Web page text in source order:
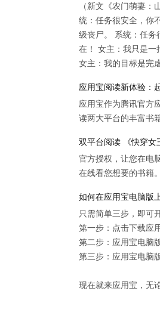
（新文《农门萌妻
统：任务很安全，你
级丧尸。 系统：任务
在！ 女主：我只是一
女主：我的目标是完
应用宝阅读新体验：
应用宝作为腾讯官方
读两大平台的丰富书
双平台阅读 《快穿女
官方授权，让您在电
在线看您想要的书籍。
如何在应用宝电脑版
只需简单三步，即可
第一步：点击下载应
第二步：应用宝电脑
第三步：应用宝电脑
现在就来应用宝，无